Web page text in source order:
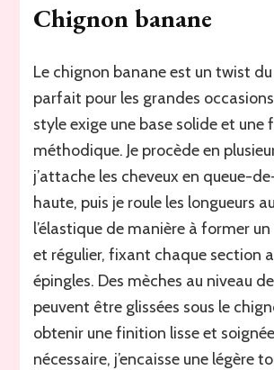
Chignon banane
Le chignon banane est un twist
parfait pour les grandes
style exige une base solide et une
méthodique. Je procède en
j’attache les cheveux en queue-
haute, puis je roule les longueurs
l’élastique de manière à former
et régulier, fixant chaque section
épingles. Des mèches au niveau
peuvent être glissées sous le
obtenir une finition lisse et
nécessaire, j’encaisse une légère